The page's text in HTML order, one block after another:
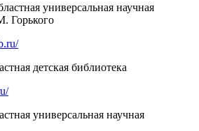
универсальная научная
Горького
детская библиотека
универсальная научная